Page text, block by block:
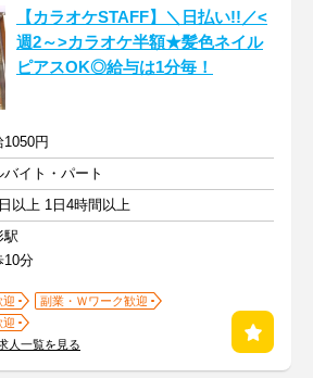
【カラオケSTAFF】＼日払い!!／<
週2～>カラオケ半額★髪色ネイル
ピアスOK◎給与は1分毎！
1050円
バイト・パート
以上 1日4時間以上
駅
10分
迎
副業・Ｗワーク歓迎
迎
人一覧を見る